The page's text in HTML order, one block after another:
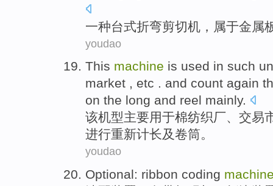
一种台式折弯剪切机 ， 属于金属
youdao
This machine is used in such
market , etc . and count again
on the long and reel mainly.
该机型主要用于棉纺织厂、 交易
进行重新计长及卷筒。
youdao
Optional: ribbon coding